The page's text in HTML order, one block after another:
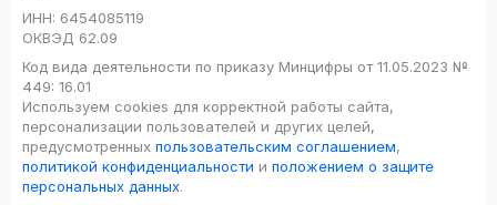
ИНН: 6454085119
ОКВЭД 62.09
Код вида деятельности по приказу Минцифры от 11.05.2023 №
449: 16.01
Используем cookies для корректной работы сайта,
персонализации пользователей и других целей,
предусмотренных пользовательским соглашением,
политикой конфиденциальности и положением о защите
персональных данных.